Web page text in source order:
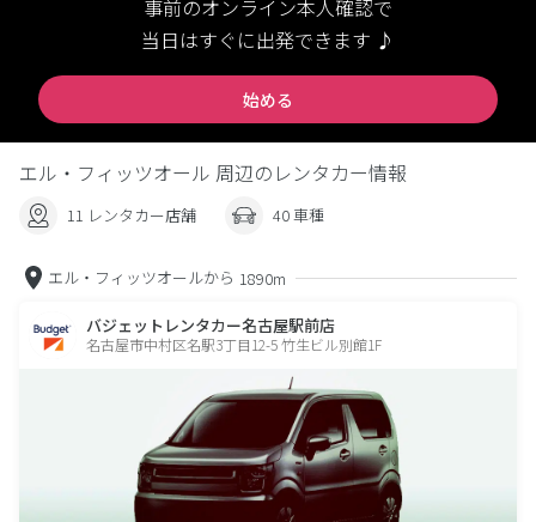
事前のオンライン本人確認で
当日はすぐに出発できます ♪
始める
エル・フィッツオール 周辺のレンタカー情報
11 レンタカー店舗 40 車種
エル・フィッツオールから 1890m
バジェットレンタカー名古屋駅前店
名古屋市中村区名駅3丁目12-5 竹生ビル別館1F